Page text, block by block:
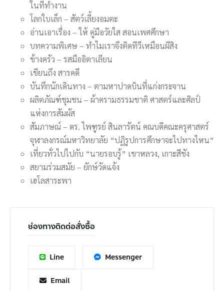
ในที่ทำงาน
โลกใบเล็ก – สัตว์เลี้ยงอมตะ
อ่านเอาเรื่อง – ให้ คู่มือวัยใส สอนเพศศึกษา
บทความพิเศษ – ทำไมเราจึงติดทีวีเหมือนผีสิง
ข้างครัว – รสมืออิตาเลียน
เขียนถึง สารคดี
บันทึกนักเดินทาง – ตามหาปาดบินที่แก่งกระจาน
ผลิตภัณฑ์ชุมชน – ผ้าครามธรรมชาติ ศาสตร์และศิลป์
แห่งการสัมผัส
สัมภาษณ์ – ดร. ไพฑูรย์ สินลารัตน์ คณบดีคณะครุศาสตร์
จุฬาลงกรณ์มหาวิทยาลัย “ปฏิรูปการศึกษาจะไปทางไหน”
เที่ยวทั่วไปไปกับ “นายรอบรู้” เขาหลวง, เกาะสีชัง
สยามร่วมสมัย – ยักษ์วัดแจ้ง
เฮโลสาระพา
ช่องทางติดต่อสั่งซื้อ
Line Messenger
Email